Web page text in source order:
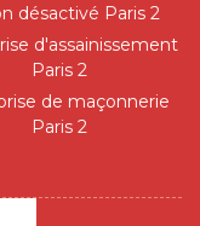
désactivé Paris 2
d'assainissement
Paris 2
de maçonnerie
Paris 2